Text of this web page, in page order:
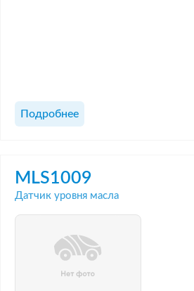
Подробнее
MLS1009
Датчик уровня масла